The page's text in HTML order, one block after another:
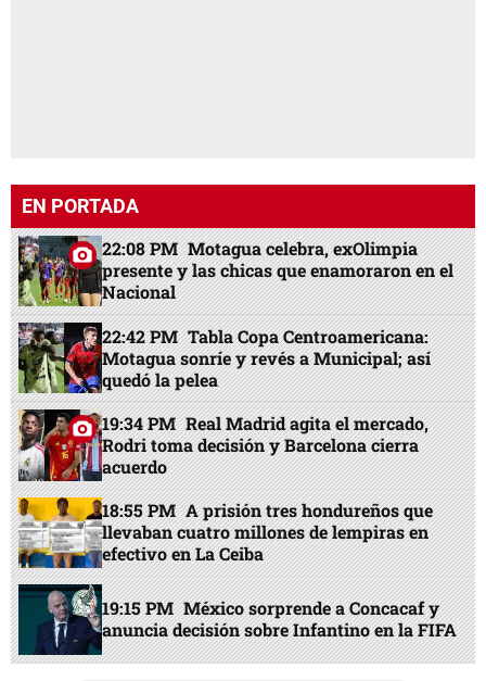
EN PORTADA
22:08 PM Motagua celebra, exOlimpia
presente y las chicas que enamoraron en el
Nacional
22:42 PM Tabla Copa Centroamericana:
Motagua sonríe y revés a Municipal; así
quedó la pelea
19:34 PM Real Madrid agita el mercado,
Rodri toma decisión y Barcelona cierra
acuerdo
18:55 PM A prisión tres hondureños que
llevaban cuatro millones de lempiras en
efectivo en La Ceiba
19:15 PM México sorprende a Concacaf y
anuncia decisión sobre Infantino en la FIFA